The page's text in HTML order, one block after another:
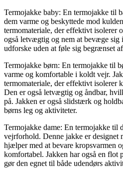
Termojakke baby: En termojakke til
dem varme og beskyttede mod
termomateriale, der effektivt isolerer
også letvægtig og nem at bevæge sig
udforske uden at føle sig begrænset
Termojakke børn: En termojakke til
varme og komfortable i koldt vejr.
termomateriale, der effektivt isolerer
Den er også letvægtig og åndbar,
på. Jakken er også slidstærk og
børns leg og aktiviteter.
Termojakke dame: En termojakke til
vejrforhold. Denne jakke er designet
hjælper med at bevare kropsvarmen
komfortabel. Jakken har også en flot
gør den egnet til både udendørs